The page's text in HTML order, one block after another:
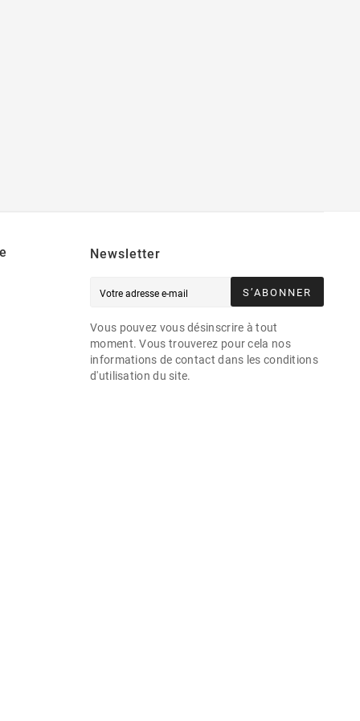
Newsletter
S’ABONNER
Vous pouvez vous désinscrire à tout
moment. Vous trouverez pour cela nos
informations de contact dans les conditions
d'utilisation du site.